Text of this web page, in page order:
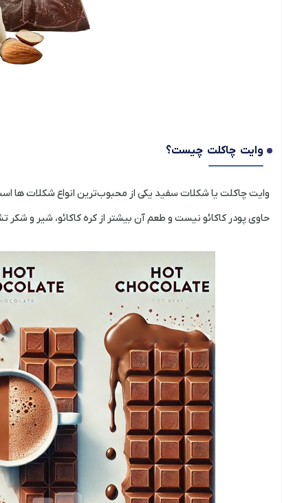
وایت چاکلت چیست؟
وایت چاکلت یا شکلات سفید یکی از محبوب‌ترین انواع شکلات ها
حاوی پودر کاکائو نیست و طعم آن بیشتر از کره کاکائو، شیر و